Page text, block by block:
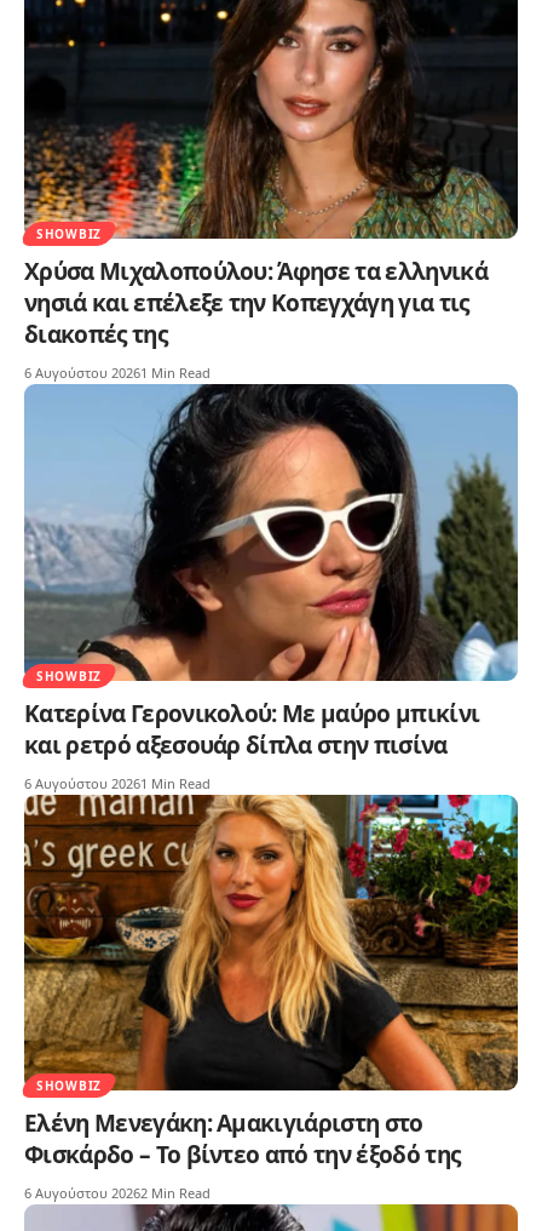
SHOWBIZ
Χρύσα Μιχαλοπούλου: Άφησε τα ελληνικά
νησιά και επέλεξε την Κοπεγχάγη για τις
διακοπές της
6 Αυγούστου 20261 Min Read
SHOWBIZ
Κατερίνα Γερονικολού: Με μαύρο μπικίνι
και ρετρό αξεσουάρ δίπλα στην πισίνα
6 Αυγούστου 20261 Min Read
SHOWBIZ
Ελένη Μενεγάκη: Αμακιγιάριστη στο
Φισκάρδο – Το βίντεο από την έξοδό της
6 Αυγούστου 20262 Min Read